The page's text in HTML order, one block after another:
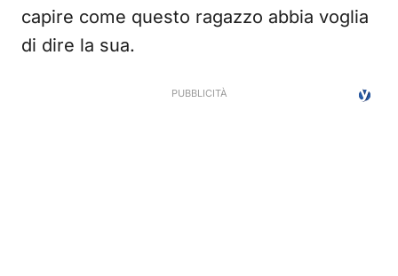
capire come questo ragazzo abbia voglia
di dire la sua.